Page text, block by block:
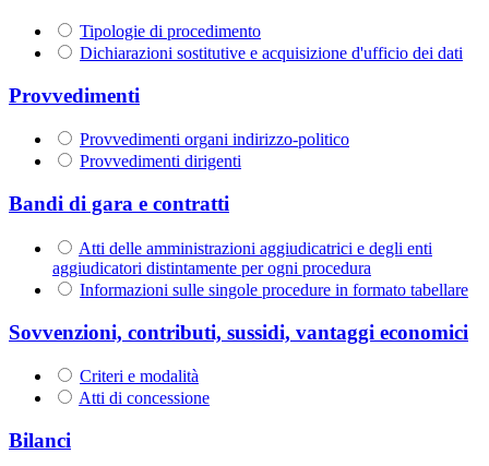
Tipologie di procedimento
Dichiarazioni sostitutive e acquisizione d'ufficio dei dati
Provvedimenti
Provvedimenti organi indirizzo-politico
Provvedimenti dirigenti
Bandi di gara e contratti
Atti delle amministrazioni aggiudicatrici e degli enti
aggiudicatori distintamente per ogni procedura
Informazioni sulle singole procedure in formato tabellare
Sovvenzioni, contributi, sussidi, vantaggi economici
Criteri e modalità
Atti di concessione
Bilanci